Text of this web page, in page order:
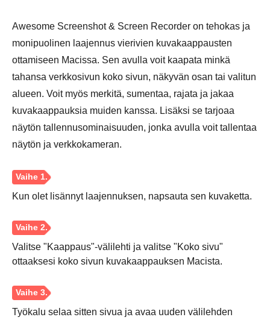
Vaihe 1.
Vaihe 3.
Awesome Screenshot & Screen Recorder on tehokas ja
monipuolinen laajennus vierivien kuvakaappausten
ottamiseen Macissa. Sen avulla voit kaapata minkä
tahansa verkkosivun koko sivun, näkyvän osan tai valitun
alueen. Voit myös merkitä, sumentaa, rajata ja jakaa
kuvakaappauksia muiden kanssa. Lisäksi se tarjoaa
näytön tallennusominaisuuden, jonka avulla voit tallentaa
näytön ja verkkokameran.
Kun olet lisännyt laajennuksen, napsauta sen kuvaketta.
Valitse "Kaappaus"-välilehti ja valitse "Koko sivu"
ottaaksesi koko sivun kuvakaappauksen Macista.
Työkalu selaa sitten sivua ja avaa uuden välilehden